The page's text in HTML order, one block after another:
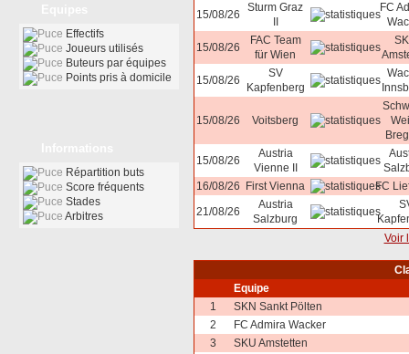
15/08/26
Sturm Graz
FC
15/08/26
FAC Team
für Wien
15/08/26
SV
Kapfenberg
15/08/26 Voitsberg
15/08/26
Austria
Vienne II
16/08/26
First Vienna
FC
21/08/26
Austria
Salzburg
Voir
Equipe
1
SKN Sankt Pölten
2
FC Admira Wacker
3
SKU Amstetten
Effectifs
Joueurs utilisés
Buteurs par équipes
Points pris à domicile
Répartition buts
Score fréquents
Stades
Arbitres